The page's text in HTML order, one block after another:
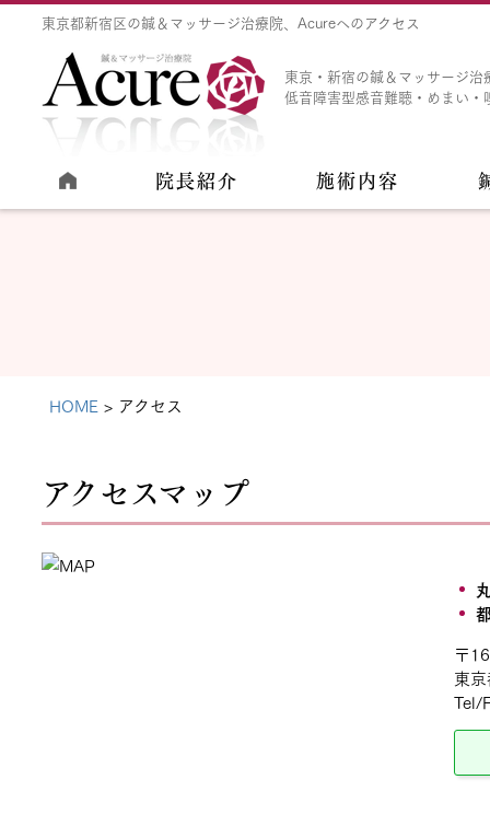
東京都新宿区の鍼＆マッサージ治療院、Acureへのアクセス
東京・新宿の鍼＆マッサージ治
低音障害型感音難聴・めまい
院長紹介 施術内容
HOME アクセス
アクセスマップ
〒
東
Tel/